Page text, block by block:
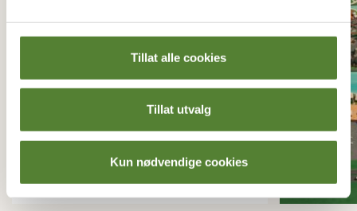
Tillat alle cookies
Tillat utvalg
Kun nødvendige cookies